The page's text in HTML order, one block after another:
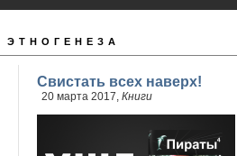
Свистать всех наверх!
20 марта 2017, Книги